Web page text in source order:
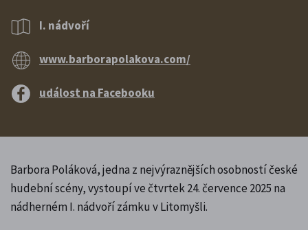
I. nádvoří
www.barborapolakova.com/
událost na Facebooku
Barbora Poláková, jedna z nejvýraznějších osobností české
hudební scény, vystoupí ve čtvrtek 24. července 2025 na
nádherném I. nádvoří zámku v Litomyšli.